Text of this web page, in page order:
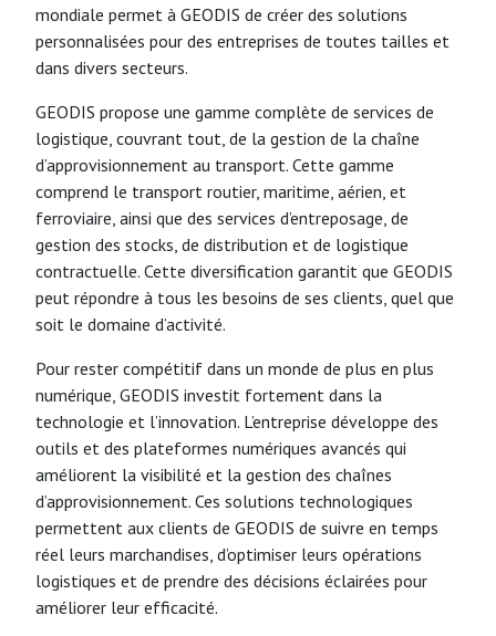
mondiale permet à GEODIS de créer des solutions
personnalisées pour des entreprises de toutes tailles et
dans divers secteurs.
GEODIS propose une gamme complète de services de
logistique, couvrant tout, de la gestion de la chaîne
d’approvisionnement au transport. Cette gamme
comprend le transport routier, maritime, aérien, et
ferroviaire, ainsi que des services d’entreposage, de
gestion des stocks, de distribution et de logistique
contractuelle. Cette diversification garantit que GEODIS
peut répondre à tous les besoins de ses clients, quel que
soit le domaine d’activité.
Pour rester compétitif dans un monde de plus en plus
numérique, GEODIS investit fortement dans la
technologie et l’innovation. L’entreprise développe des
outils et des plateformes numériques avancés qui
améliorent la visibilité et la gestion des chaînes
d’approvisionnement. Ces solutions technologiques
permettent aux clients de GEODIS de suivre en temps
réel leurs marchandises, d’optimiser leurs opérations
logistiques et de prendre des décisions éclairées pour
améliorer leur efficacité.